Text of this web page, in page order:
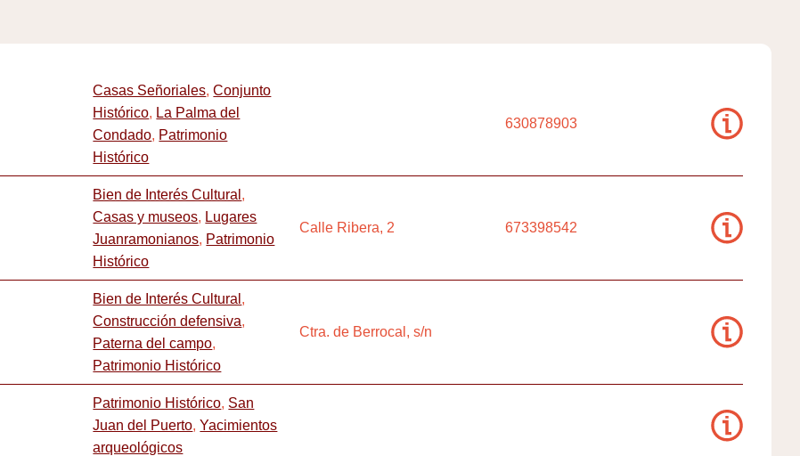
Casas Señoriales,Conjunto
Histórico, La Palma del
Condado, Patrimonio
Histórico
630878903
Bien de Interés Cultural ,
Casas y museos, Lugares
Juanramonianos, Patrimonio
Histórico
Calle Ribera, 2 673398542
Bien de Interés Cultural ,
Construcción defensiva,
Paterna del campo,
Patrimonio Histórico
Ctra. de Berrocal, s/n
Patrimonio Histórico, San
Juan del Puerto,Yacimientos
arqueológicos